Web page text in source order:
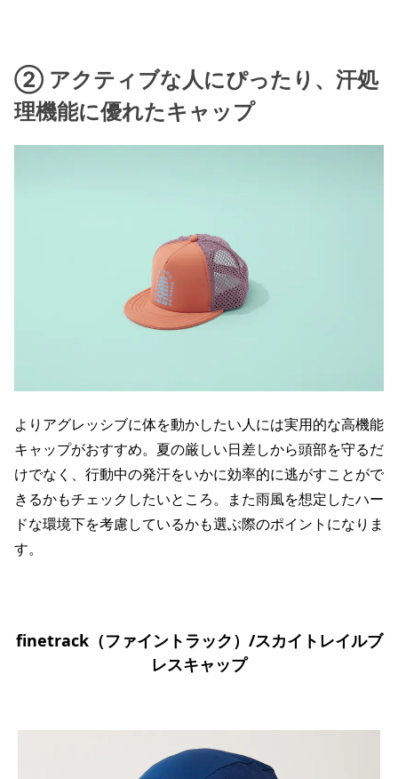
② アクティブな人にぴったり、汗処
理機能に優れたキャップ
よりアグレッシブに体を動かしたい人には実用的な高機能
キャップがおすすめ。夏の厳しい日差しから頭部を守るだ
けでなく、行動中の発汗をいかに効率的に逃がすことがで
きるかもチェックしたいところ。また雨風を想定したハー
ドな環境下を考慮しているかも選ぶ際のポイントになりま
す。
finetrack（ファイントラック）/スカイトレイルブ
レスキャップ